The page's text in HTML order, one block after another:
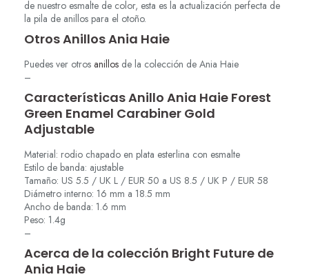
de nuestro esmalte de color, esta es la actualización perfecta de
la pila de anillos para el otoño.
Otros Anillos Ania Haie
Puedes ver otros anillos de la colección de Ania Haie
–
Características Anillo Ania Haie Forest
Green Enamel Carabiner Gold
Adjustable
Material: rodio chapado en plata esterlina con esmalte
Estilo de banda: ajustable
Tamaño: US 5.5 / UK L / EUR 50 a US 8.5 / UK P / EUR 58
Diámetro interno: 16 mm a 18.5 mm
Ancho de banda: 1.6 mm
Peso: 1.4g
–
Acerca de la colección Bright Future de
Ania Haie